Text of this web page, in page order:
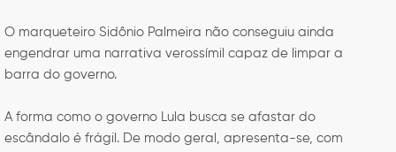
O marqueteiro Sidônio Palmeira não conseguiu ainda
engendrar uma narrativa verossímil capaz de limpar a
barra do governo.
A forma como o governo Lula busca se afastar do
escândalo é frágil. De modo geral, apresenta-se, com